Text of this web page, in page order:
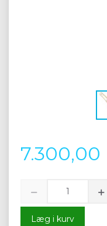
7.300,00
Læg i kurv